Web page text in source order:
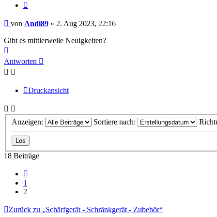
Beitrag
von Andi89 » 2. Aug 2023, 22:16
Gibt es mittlerweile Neuigkeiten?
oben
Antworten
Druckansicht
Anzeigen: Sortiere nach:
18 Beiträge
1
2
Zurück zu „Schärfgerät - Schränkgerät - Zubehör“